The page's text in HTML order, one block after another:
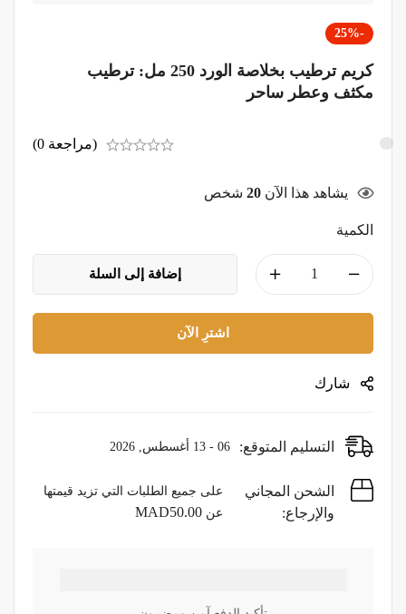
-25%
كريم ترطيب بخلاصة الورد 250 مل: ترطيب
مكثف وعطر ساحر
(مراجعة 0)
يشاهد هذا الآن 20 شخص
الكمية
إضافة إلى السلة
اشترِ الآن
شارك
التسليم المتوقع: 06 - 13 أغسطس, 2026
الشحن المجاني
والإرجاع:
على جميع الطلبات التي تزيد قيمتها
عن
MAD50.00